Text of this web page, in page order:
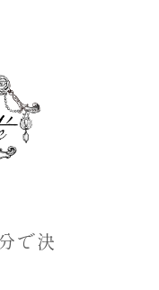
で決